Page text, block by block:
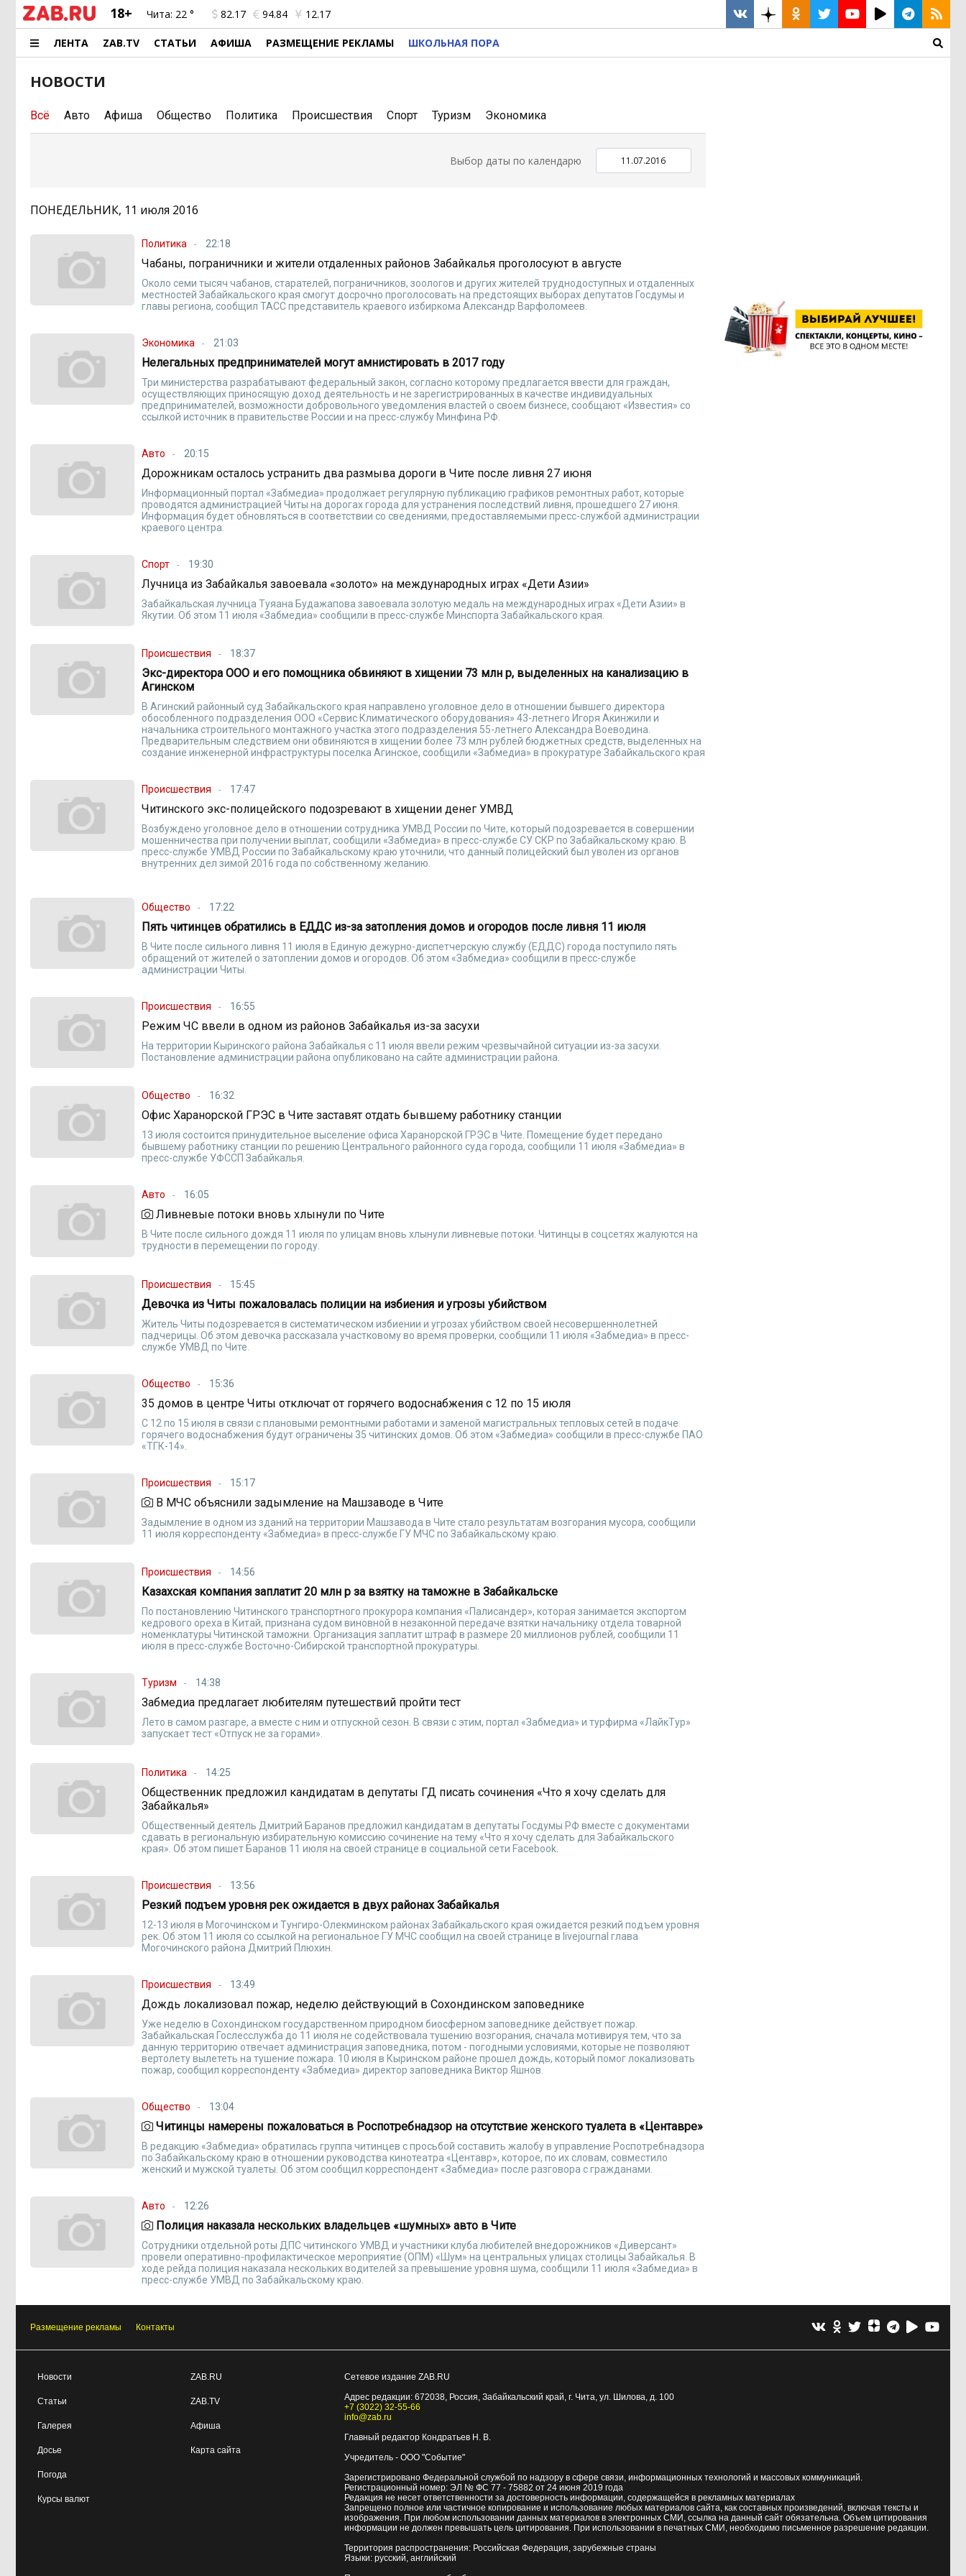
18+ Чита: 22 ° 82.17 94.84 12.17
ЛЕНТА ZAB.TV СТАТЬИ АФИША РАЗМЕЩЕНИЕ РЕКЛАМЫ ШКОЛЬНАЯ ПОРА
НОВОСТИ
Всё Авто Афиша Общество Политика Происшествия Спорт Туризм Экономика
Выбор даты по календарю
ПОНЕДЕЛЬНИК, 11 июля 2016
Политика 22:18
Чабаны, пограничники и жители отдаленных районов Забайкалья проголосуют в августе
Около семи тысяч чабанов, старателей, пограничников, зоологов и других жителей труднодоступных и отдаленных
местностей Забайкальского края смогут досрочно проголосовать на предстоящих выборах депутатов Госдумы и
главы региона, сообщил ТАСС представитель краевого избиркома Александр Варфоломеев.
Экономика 21:03
Нелегальных предпринимателей могут амнистировать в 2017 году
Три министерства разрабатывают федеральный закон, согласно которому предлагается ввести для граждан,
осуществляющих приносящую доход деятельность и не зарегистрированных в качестве индивидуальных
предпринимателей, возможности добровольного уведомления властей о своем бизнесе, сообщают «Известия» со
ссылкой источник в правительстве России и на пресс-службу Минфина РФ.
Авто 20:15
Дорожникам осталось устранить два размыва дороги в Чите после ливня 27 июня
Информационный портал «Забмедиа» продолжает регулярную публикацию графиков ремонтных работ, которые
проводятся администрацией Читы на дорогах города для устранения последствий ливня, прошедшего 27 июня.
Информация будет обновляться в соответствии со сведениями, предоставляемыми пресс-службой администрации
краевого центра.
Спорт 19:30
Лучница из Забайкалья завоевала «золото» на международных играх «Дети Азии»
Забайкальская лучница Туяана Будажапова завоевала золотую медаль на международных играх «Дети Азии» в
Якутии. Об этом 11 июля «Забмедиа» сообщили в пресс-службе Минспорта Забайкальского края.
Происшествия 18:37
Экс-директора ООО и его помощника обвиняют в хищении 73 млн р, выделенных на канализацию в
Агинском
В Агинский районный суд Забайкальского края направлено уголовное дело в отношении бывшего директора
обособленного подразделения ООО «Сервис Климатического оборудования» 43-летнего Игоря Акинжили и
начальника строительного монтажного участка этого подразделения 55-летнего Александра Воеводина.
Предварительным следствием они обвиняются в хищении более 73 млн рублей бюджетных средств, выделенных на
создание инженерной инфраструктуры поселка Агинское, сообщили «Забмедиа» в прокуратуре Забайкальского края
Происшествия 17:47
Читинского экс-полицейского подозревают в хищении денег УМВД
Возбуждено уголовное дело в отношении сотрудника УМВД России по Чите, который подозревается в совершении
мошенничества при получении выплат, сообщили «Забмедиа» в пресс-службе СУ СКР по Забайкальскому краю. В
пресс-службе УМВД России по Забайкальскому краю уточнили, что данный полицейский был уволен из органов
внутренних дел зимой 2016 года по собственному желанию.
Общество 17:22
Пять читинцев обратились в ЕДДС из-за затопления домов и огородов после ливня 11 июля
В Чите после сильного ливня 11 июля в Единую дежурно-диспетчерскую службу (ЕДДС) города поступило пять
обращений от жителей о затоплении домов и огородов. Об этом «Забмедиа» сообщили в пресс-службе
администрации Читы.
Происшествия 16:55
Режим ЧС ввели в одном из районов Забайкалья из-за засухи
На территории Кыринского района Забайкалья с 11 июля ввели режим чрезвычайной ситуации из-за засухи.
Постановление администрации района опубликовано на сайте администрации района.
Общество 16:32
Офис Харанорской ГРЭС в Чите заставят отдать бывшему работнику станции
13 июля состоится принудительное выселение офиса Харанорской ГРЭС в Чите. Помещение будет передано
бывшему работнику станции по решению Центрального районного суда города, сообщили 11 июля «Забмедиа» в
пресс-службе УФССП Забайкалья.
Авто 16:05
Ливневые потоки вновь хлынули по Чите
В Чите после сильного дождя 11 июля по улицам вновь хлынули ливневые потоки. Читинцы в соцсетях жалуются на
трудности в перемещении по городу.
Происшествия 15:45
Девочка из Читы пожаловалась полиции на избиения и угрозы убийством
Житель Читы подозревается в систематическом избиении и угрозах убийством своей несовершеннолетней
падчерицы. Об этом девочка рассказала участковому во время проверки, сообщили 11 июля «Забмедиа» в пресс-
службе УМВД по Чите.
Общество 15:36
35 домов в центре Читы отключат от горячего водоснабжения с 12 по 15 июля
С 12 по 15 июля в связи с плановыми ремонтными работами и заменой магистральных тепловых сетей в подаче
горячего водоснабжения будут ограничены 35 читинских домов. Об этом «Забмедиа» сообщили в пресс-службе ПАО
«ТГК-14».
Происшествия 15:17
В МЧС объяснили задымление на Машзаводе в Чите
Задымление в одном из зданий на территории Машзавода в Чите стало результатам возгорания мусора, сообщили
11 июля корреспонденту «Забмедиа» в пресс-службе ГУ МЧС по Забайкальскому краю.
Происшествия 14:56
Казахская компания заплатит 20 млн р за взятку на таможне в Забайкальске
По постановлению Читинского транспортного прокурора компания «Палисандер», которая занимается экспортом
кедрового ореха в Китай, признана судом виновной в незаконной передаче взятки начальнику отдела товарной
номенклатуры Читинской таможни. Организация заплатит штраф в размере 20 миллионов рублей, сообщили 11
июля в пресс-службе Восточно-Сибирской транспортной прокуратуры.
Туризм 14:38
Забмедиа предлагает любителям путешествий пройти тест
Лето в самом разгаре, а вместе с ним и отпускной сезон. В связи с этим, портал «Забмедиа» и турфирма «ЛайкТур»
запускает тест «Отпуск не за горами».
Политика 14:25
Общественник предложил кандидатам в депутаты ГД писать сочинения «Что я хочу сделать для
Забайкалья»
Общественный деятель Дмитрий Баранов предложил кандидатам в депутаты Госдумы РФ вместе с документами
сдавать в региональную избирательную комиссию сочинение на тему «Что я хочу сделать для Забайкальского
края». Об этом пишет Баранов 11 июля на своей странице в социальной сети Facebook.
Происшествия 13:56
Резкий подъем уровня рек ожидается в двух районах Забайкалья
12-13 июля в Могочинском и Тунгиро-Олекминском районах Забайкальского края ожидается резкий подъем уровня
рек. Об этом 11 июля со ссылкой на региональное ГУ МЧС сообщил на своей странице в livejournal глава
Могочинского района Дмитрий Плюхин.
Происшествия 13:49
Дождь локализовал пожар, неделю действующий в Сохондинском заповеднике
Уже неделю в Сохондинском государственном природном биосферном заповеднике действует пожар.
Забайкальская Гослесслужба до 11 июля не содействовала тушению возгорания, сначала мотивируя тем, что за
данную территорию отвечает администрация заповедника, потом - погодными условиями, которые не позволяют
вертолету вылететь на тушение пожара. 10 июля в Кыринском районе прошел дождь, который помог локализовать
пожар, сообщил корреспонденту «Забмедиа» директор заповедника Виктор Яшнов.
Общество 13:04
Читинцы намерены пожаловаться в Роспотребнадзор на отсутствие женского туалета в «Центавре»
В редакцию «Забмедиа» обратилась группа читинцев с просьбой составить жалобу в управление Роспотребнадзора
по Забайкальскому краю в отношении руководства кинотеатра «Центавр», которое, по их словам, совместило
женский и мужской туалеты. Об этом сообщил корреспондент «Забмедиа» после разговора с гражданами.
Авто 12:26
Полиция наказала нескольких владельцев «шумных» авто в Чите
Сотрудники отдельной роты ДПС читинского УМВД и участники клуба любителей внедорожников «Диверсант»
провели оперативно-профилактическое мероприятие (ОПМ) «Шум» на центральных улицах столицы Забайкалья. В
ходе рейда полиция наказала нескольких водителей за превышение уровня шума, сообщили 11 июля «Забмедиа» в
пресс-службе УМВД по Забайкальскому краю.
Размещение рекламы Контакты
Новости
Статьи
Галерея
Досье
Погода
Курсы валют
ZAB.RU
ZAB.TV
Афиша
Карта сайта
Сетевое издание ZAB.RU
Адрес редакции: 672038, Россия, Забайкальский край, г. Чита ул. Шилова, д. 100
+7 (3022) 32-55-66
info@zab.ru
Главный редактор Кондратьев Н. В.
Учредитель - ООО "Событие"
Зарегистрировано Федеральной службой по надзору в сфере связи, информационных технологий и массовых коммуникаций.
Регистрационный номер: ЭЛ № ФС 77 - 75882 от 24 июня 2019 года
Редакция не несет ответственности за достоверность информации, содержащейся в рекламных материалах
Запрещено полное или частичное копирование и использование любых материалов сайта, как составных произведений, включая тексты и
изображения. При любом использовании данных материалов в электронных СМИ, ссылка на данный сайт обязательна. Объем цитирования
информации не должен превышать цель цитирования. При использовании в печатных СМИ, необходимо письменное разрешение редакции.
Территория распространения: Российская Федерация, зарубежные страны
Языки: русский, английский